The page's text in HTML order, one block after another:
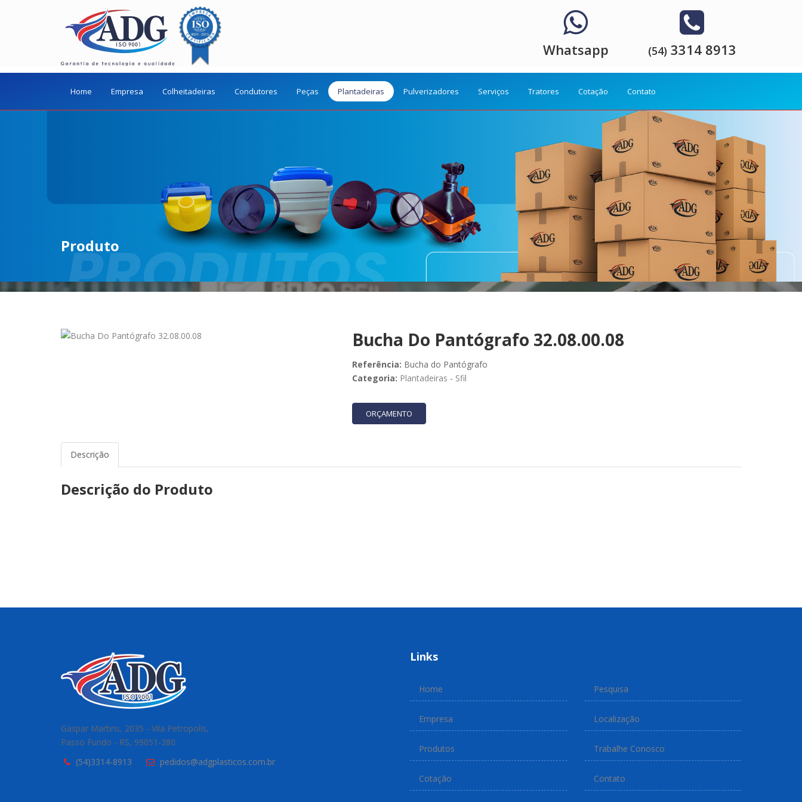
Whatsapp (54) 3314 8913
Home Empresa Colheitadeiras Condutores Peças Plantadeiras Pulverizadores Serviços Tratores Cotação Contato
Produto
Bucha Do Pantógrafo 32.08.00.08
Referência: Bucha do Pantógrafo
Categoria: Plantadeiras - Sfil
ORÇAMENTO
Descrição
Descrição do Produto
Gaspar Martins, 2035 - Vila Petropolis,
Passo Fundo - RS, 99051-380
(54)3314-8913
pedidos@adgplasticos.com.br
Links
Home
Empresa
Produtos
Cotação
Pesquisa
Localização
Trabalhe Conosco
Contato